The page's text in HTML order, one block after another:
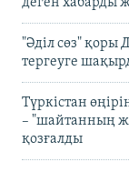
"Әділ сөз" қоры
тергеуге
Түркістан
– "шайтанның
қозғалды